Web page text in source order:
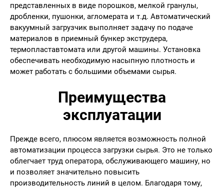
представленных в виде порошков, мелкой гранулы,
дробленки, пушонки, агломерата и т.д. Автоматический
вакуумный загрузчик выполняет задачу по подаче
материалов в приемный бункер экструдера,
термопластавтомата или другой машины. Установка
обеспечивать необходимую насыпную плотность и
может работать с большими объемами сырья.
Преимущества
эксплуатации
Прежде всего, плюсом является возможность полной
автоматизации процесса загрузки сырья. Это не только
облегчает труд оператора, обслуживающего машину, но
и позволяет значительно повысить
производительность линий в целом. Благодаря тому,